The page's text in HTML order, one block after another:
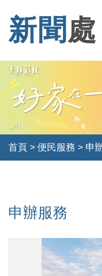
新聞 處
首頁 >便民服務 > 申
申辦服務